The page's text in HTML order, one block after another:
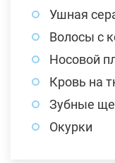
Ушная
Волосы с
Носовой
Кровь на
Зубные
Окурки